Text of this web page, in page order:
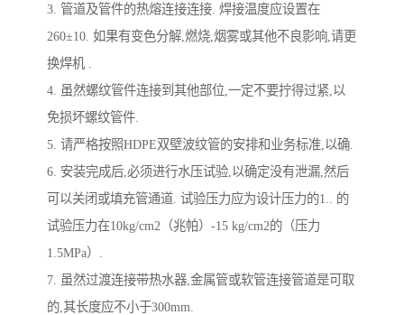
3. 管道及管件的热熔连接连接. 焊接温度应设置在
260±10. 如果有变色分解,燃烧,烟雾或其他不良影响,请更
换焊机 .
4. 虽然螺纹管件连接到其他部位,一定不要拧得过紧,以
免损坏螺纹管件.
5. 请严格按照HDPE双壁波纹管的安排和业务标准,以确.
6. 安装完成后,必须进行水压试验,以确定没有泄漏,然后
可以关闭或填充管通道. 试验压力应为设计压力的1.. 的
试验压力在10kg/cm2（兆帕）-15 kg/cm2的（压力
1.5MPa）.
7. 虽然过渡连接带热水器,金属管或软管连接管道是可取
的,其长度应不小于300mm.